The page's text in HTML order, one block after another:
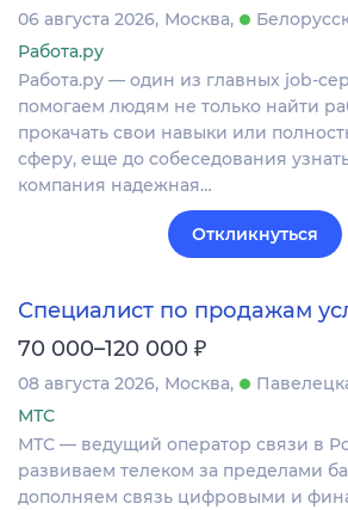
06 августа 2026 Москва
Работа.ру
Работа.ру — один из главных job-
помогаем людям не только найти
прокачать свои навыки или
сферу, еще до собеседования
компания надежная…
Откликнуться
Специалист по продажам
70 000–120 000 ₽
08 августа 2026 Москва
МТС
МТС — ведущий оператор связи в
развиваем телеком за пределами
дополняем связь цифровыми и